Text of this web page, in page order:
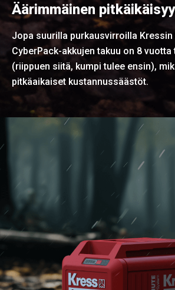
Äärimmäinen
Jopa suurilla purkausvirroilla Kressin
CyberPack-akkujen takuu on 8 vuotta
(riippuen siitä, kumpi tulee ensin),
pitkäaikaiset kustannussäästöt.